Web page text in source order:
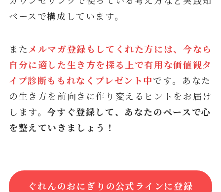
ベースで構成しています。
またメルマガ登録もしてくれた方には、今なら
自分に適した生き方を探る上で有用な価値観タ
イプ診断ももれなくプレゼント中です。 あなた
の生き方を前向きに作り変えるヒントをお届け
します。今すぐ登録して、あなたのペースで心
を整えていきましょう！
ぐれんのおにぎりの公式ラインに登録